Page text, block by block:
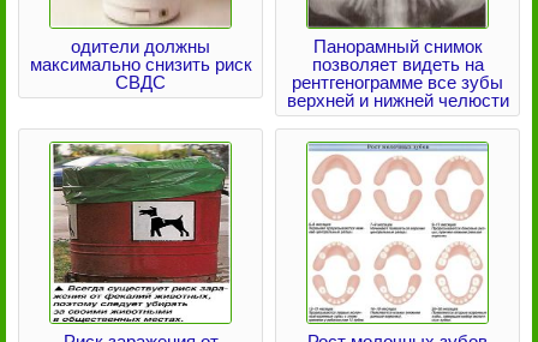
одители должны
максимально снизить риск
СВДС
Панорамный снимок
позволяет видеть на
рентгенограмме все зубы
верхней и нижней челюсти